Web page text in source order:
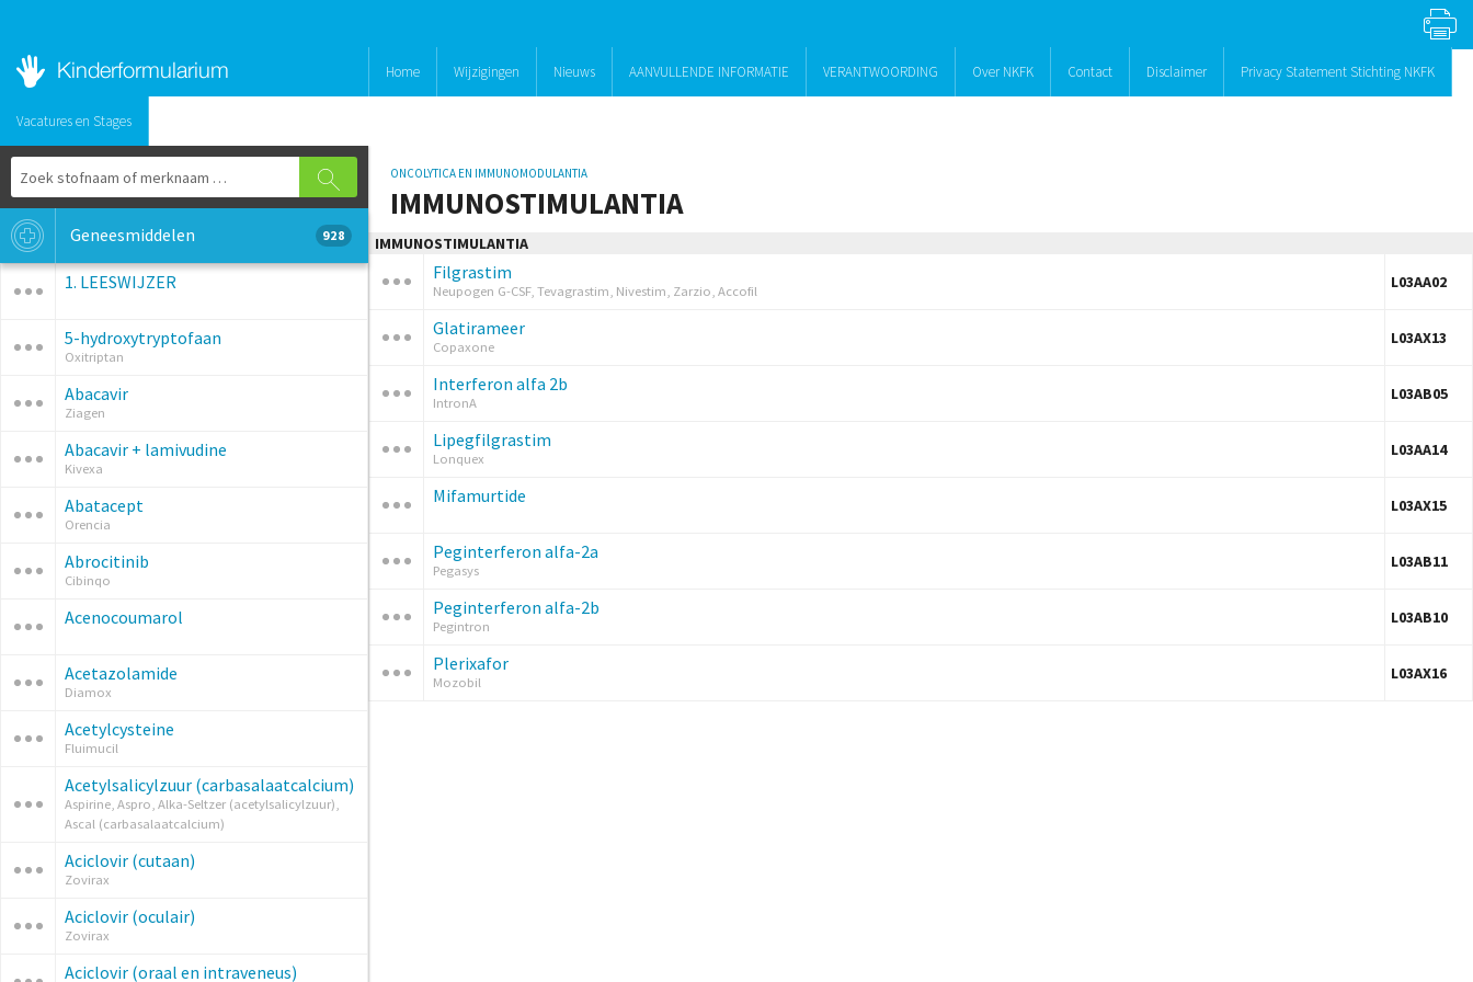
Home Wijzigingen Nieuws AANVULLENDE INFORMATIE VERANTWOORDING Over NKFK Contact Disclaimer Privacy Statement Stichting NKFK
Vacatures en Stages
Geneesmiddelen 928
1. LEESWIJZER
5-hydroxytryptofaan
Oxitriptan
Abacavir
Ziagen
Abacavir + lamivudine
Kivexa
Abatacept
Orencia
Abrocitinib
Cibinqo
Acenocoumarol
Acetazolamide
Diamox
Acetylcysteine
Fluimucil
Acetylsalicylzuur (carbasalaatcalcium)
Aspirine, Aspro, Alka-Seltzer (acetylsalicylzuur),
Ascal (carbasalaatcalcium)
Aciclovir (cutaan)
Zovirax
Aciclovir (oculair)
Zovirax
Aciclovir (oraal en intraveneus)
ONCOLYTICA EN IMMUNOMODULANTIA
IMMUNOSTIMULANTIA
IMMUNOSTIMULANTIA
Filgrastim
Neupogen G-CSF, Tevagrastim, Nivestim, Zarzio, Accofil L03AA02
Glatirameer
Copaxone L03AX13
Interferon alfa 2b
IntronA L03AB05
Lipegfilgrastim
Lonquex L03AA14
Mifamurtide L03AX15
Peginterferon alfa-2a
Pegasys L03AB11
Peginterferon alfa-2b
Pegintron L03AB10
Plerixafor
Mozobil L03AX16